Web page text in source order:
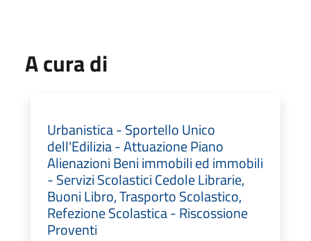
A cura di
Urbanistica - Sportello Unico
dell'Edilizia - Attuazione Piano
Alienazioni Beni immobili ed immobili
- Servizi Scolastici Cedole Librarie,
Buoni Libro, Trasporto Scolastico,
Refezione Scolastica - Riscossione
Proventi